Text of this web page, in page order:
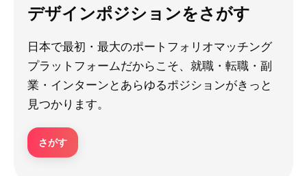
デザインポジションをさがす
日本で最初・最大のポートフォリオマッチング
プラットフォームだからこそ、就職・転職・副
業・インターンとあらゆるポジションがきっと
見つかります。
さがす